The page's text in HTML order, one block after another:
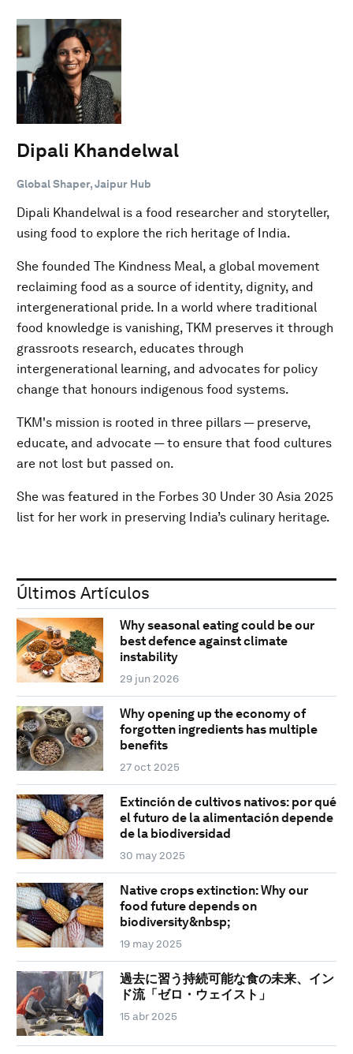
Dipali Khandelwal
Global Shaper, Jaipur Hub
Dipali Khandelwal is a food researcher and storyteller,
using food to explore the rich heritage of India.
She founded The Kindness Meal, a global movement
reclaiming food as a source of identity, dignity, and
intergenerational pride. In a world where traditional
food knowledge is vanishing, TKM preserves it through
grassroots research, educates through
intergenerational learning, and advocates for policy
change that honours indigenous food systems.
TKM's mission is rooted in three pillars — preserve,
educate, and advocate — to ensure that food cultures
are not lost but passed on.
She was featured in the Forbes 30 Under 30 Asia 2025
list for her work in preserving India’s culinary heritage.
Últimos Artículos
Why seasonal eating could be our
best defence against climate
instability
29 jun 2026
Why opening up the economy of
forgotten ingredients has multiple
benefits
27 oct 2025
Extinción de cultivos nativos: por qué
el futuro de la alimentación depende
de la biodiversidad
30 may 2025
Native crops extinction: Why our
food future depends on
biodiversity&nbsp;
19 may 2025
過去に習う持続可能な食の未来、イン
ド流「ゼロ・ウェイスト」
15 abr 2025